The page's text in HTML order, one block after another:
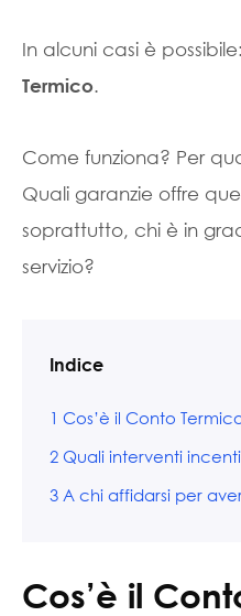
In alcuni casi è
Termico.
Come funziona? Per
Quali garanzie offre
soprattutto, chi è in
servizio?
Indice
1 Cos’è il Conto
2 Quali interventi
3 A chi affidarsi per
Cos’è il